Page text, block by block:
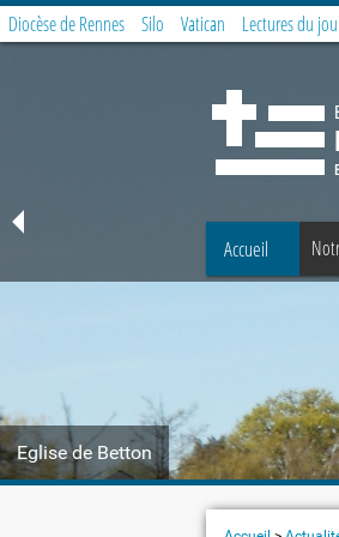
Eglise de Betton
Diocèse de Rennes Silo Vatican Lectures du
Accueil
Les
Le